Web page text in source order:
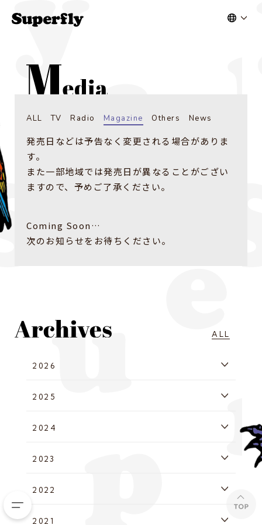
ALL TV Radio Magazine Others News
発売日などは予告なく変更される場合がありま
す。
また一部地域では発売日が異なることがござい
ますので、予めご了承ください。
Coming Soon…
次のお知らせをお待ちください。
ALL
2026
2025
2024
2023
2022
2021